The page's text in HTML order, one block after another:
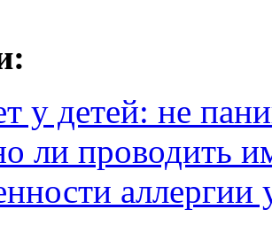
у детей: не
ли проводить
аллергии